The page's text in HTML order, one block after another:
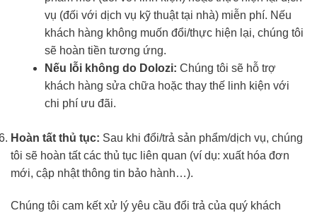
vụ (đối với dịch vụ kỹ thuật tại nhà) miễn phí. Nếu
khách hàng không muốn đổi/thực hiện lại, chúng tôi
sẽ hoàn tiền tương ứng.
Nếu lỗi không do Dolozi: Chúng tôi sẽ hỗ trợ
khách hàng sửa chữa hoặc thay thế linh kiện với
chi phí ưu đãi.
Hoàn tất thủ tục: Sau khi đổi/trả sản phẩm/dịch vụ, chúng
tôi sẽ hoàn tất các thủ tục liên quan (ví dụ: xuất hóa đơn
mới, cập nhật thông tin bảo hành…).
Chúng tôi cam kết xử lý yêu cầu đổi trả của quý khách